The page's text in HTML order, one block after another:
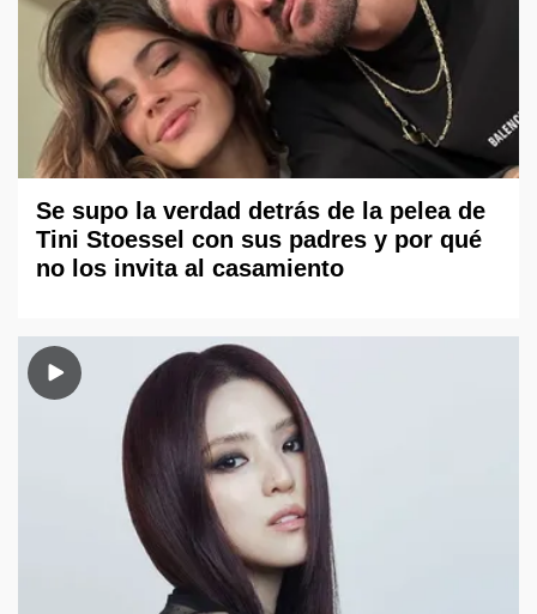
Se supo la verdad detrás de la pelea de
Tini Stoessel con sus padres y por qué
no los invita al casamiento